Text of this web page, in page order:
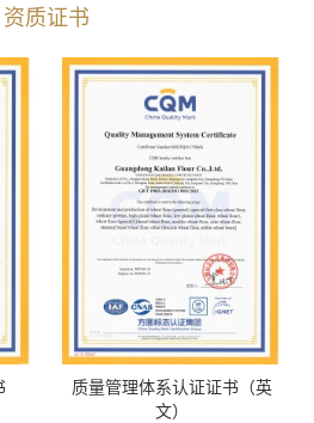
资质证书
质量管理体系认证证书（英
文）